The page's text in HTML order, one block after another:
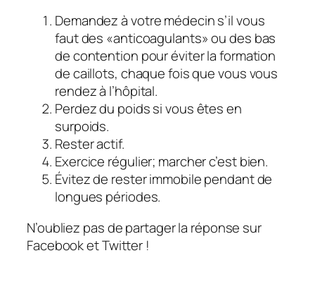
Demandez à votre médecin s’il vous
faut des «anticoagulants» ou des bas
de contention pour éviter la formation
de caillots, chaque fois que vous vous
rendez à l’hôpital.
Perdez du poids si vous êtes en
surpoids.
Rester actif.
Exercice régulier; marcher c’est bien.
Évitez de rester immobile pendant de
longues périodes.
N’oubliez pas de partager la réponse sur
Facebook et Twitter !